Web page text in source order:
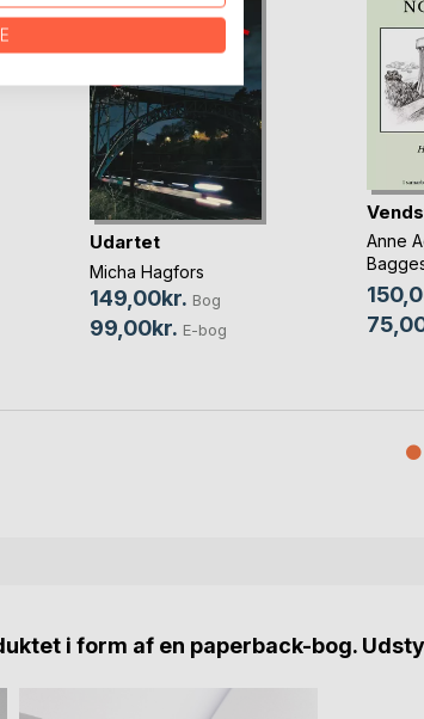
Udartet
Micha Hagfors
149,00kr. Bog
99,00kr. E-bog
Anne
i form af en paperback-bog.